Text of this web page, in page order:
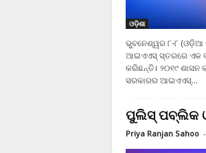
ଓଡ଼ିଶା
ଭୁବନେଶ୍ୱର ୮-୮ (ଓଡ଼ିଆ
ଆଇଏଏସ୍ ସ୍ତରରେ ଏକ
କରିଛନ୍ତି। ୨୦୧୯ ଶାସନ
ସରକାରର ଆଇଏଏସ୍...
ପୁଲିସ୍ ପବ୍ଲିକ ଓ
Priya Ranjan Sahoo -